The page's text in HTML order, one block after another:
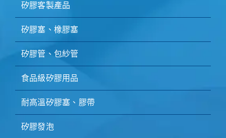
矽膠客製產品
矽膠塞、橡膠塞
矽膠管、包紗管
食品級矽膠用品
耐高溫矽膠塞、膠帶
矽膠發泡